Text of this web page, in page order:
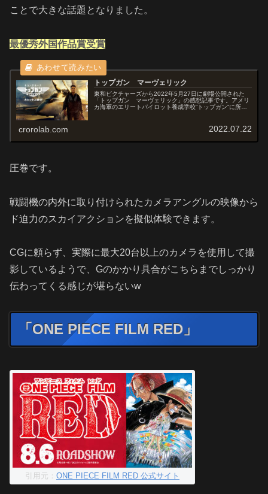
ことで大きな話題となりました。
最優秀外国作品賞受賞
トップガン マーヴェリック
東和ピクチャーズから2022年5月27日に劇場公開された
「トップガン マーヴェリック」の感想記事です。アメリ
カ海軍のエリートパイロット養成学校”トップガン”に所属
crorolab.com 2022.07.22
圧巻です。
戦闘機の内外に取り付けられたカメラアングルの映像から
ド迫力のスカイアクションを擬似体験できます。
CGに頼らず、実際に最大20台以上のカメラを使用して撮
影しているようで、Gのかかり具合がこちらまでしっかり
伝わってくる感じが堪らないw
「ONE PIECE FILM RED」
引用元： ONE PIECE FILM RED 公式サイト